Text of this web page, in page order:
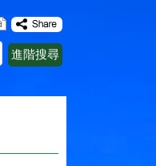
進階搜尋